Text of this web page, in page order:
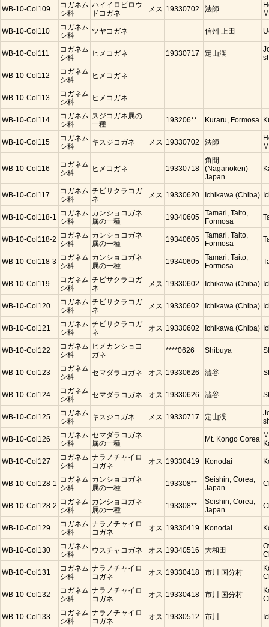
WB-10-Col109
コガネム
シ科
ハイイロビロウ
ドコガネ
メス 19330702 法師
WB-10-Col110
コガネム
シ科
ツヤコガネ 信州 上田
WB-10-Col111
コガネム
シ科
ヒメコガネ 19330717 定山渓
WB-10-Col112
コガネム
シ科
ヒメコガネ
WB-10-Col113
コガネム
シ科
ヒメコガネ
WB-10-Col114
コガネム
シ科
スジコガネ属の
一種
193206** Kuraru, Formosa
WB-10-Col115
コガネム
シ科
キスジコガネ メス 19330702 法師
WB-10-Col116
コガネム
シ科
ヒメコガネ 19330718
角間
(Naganoken)
Japan
WB-10-Col117
コガネム
シ科
チビサクラコガ
ネ
メス 19330620 Ichikawa (Chiba)
WB-10-Col118-1 コガネム
シ科
カンショコガネ
属の一種
19340605
Tamari, Taito,
Formosa
WB-10-Col118-2 コガネム
シ科
カンショコガネ
属の一種
19340605
Tamari, Taito,
Formosa
WB-10-Col118-3 コガネム
シ科
カンショコガネ
属の一種
19340605
Tamari, Taito,
Formosa
WB-10-Col119
コガネム
シ科
チビサクラコガ
ネ
メス 19330602 Ichikawa (Chiba)
WB-10-Col120
コガネム
シ科
チビサクラコガ
ネ
メス 19330602 Ichikawa (Chiba)
WB-10-Col121
コガネム
シ科
チビサクラコガ
ネ
オス 19330602 Ichikawa (Chiba)
WB-10-Col122
コガネム
シ科
ヒメカンショコ
ガネ
****0626 Shibuya
WB-10-Col123
コガネム
シ科
セマダラコガネ オス 19330626 澁谷
WB-10-Col124
コガネム
シ科
セマダラコガネ オス 19330626 澁谷
WB-10-Col125
コガネム
シ科
キスジコガネ メス 19330717 定山渓
WB-10-Col126
コガネム
シ科
セマダラコガネ
属の一種
Mt. Kongo Corea
WB-10-Col127
コガネム
シ科
ナラノチャイロ
コガネ
オス 19330419 Konodai
WB-10-Col128-1 コガネム
シ科
カンショコガネ
属の一種
193308**
Seishin, Corea,
Japan
WB-10-Col128-2 コガネム
シ科
カンショコガネ
属の一種
193308**
Seishin, Corea,
Japan
WB-10-Col129
コガネム
シ科
ナラノチャイロ
コガネ
オス 19330419 Konodai
WB-10-Col130
コガネム
シ科
ウスチャコガネ オス 19340516 大和田
WB-10-Col131
コガネム
シ科
ナラノチャイロ
コガネ
オス 19330418 市川 国分村
WB-10-Col132
コガネム
シ科
ナラノチャイロ
コガネ
オス 19330418 市川 国分村
WB-10-Col133
コガネム
シ科
ナラノチャイロ
コガネ
オス 19330512 市川